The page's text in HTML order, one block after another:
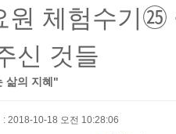
원 체험수기
신 것들
삶의 지혜"
: 2018-10-18 오전 10:28:06